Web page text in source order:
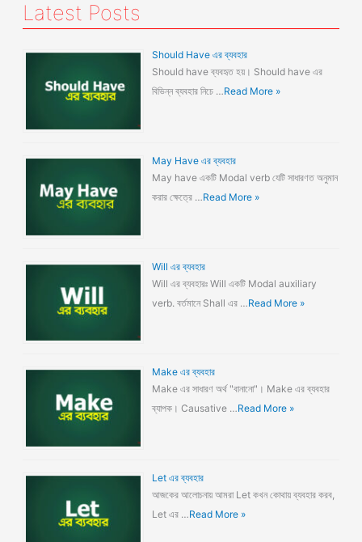
Latest Posts
Should Have এর ব্যবহার
Should have ব্যবহৃত হয়। Should have এর
বিভিন্ন ব্যবহার নিচে …Read More »
May Have এর ব্যবহার
May have একটি Modal verb যেটি সাধারণত অনুমান
করার ক্ষেত্রে …Read More »
Will এর ব্যবহার
Will এর ব্যবহারঃ Will একটি Modal auxiliary
verb. বর্তমানে Shall এর …Read More »
Make এর ব্যবহার
Make এর সাধারণ অর্থ "বানানো"। Make এর ব্যবহার
ব্যাপক। Causative …Read More »
Let এর ব্যবহার
আজকের আলোচনায় আমরা Let কখন কোথায় ব্যবহার করব,
Let এর …Read More »